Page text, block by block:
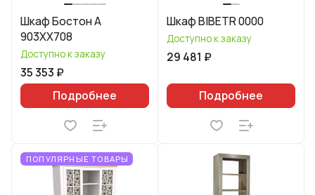
Шкаф Бостон А
903XX708
Доступно к заказу
35 353 ₽
Подробнее
Шкаф BIBETR 0000
Доступно к заказу
29 481 ₽
Подробнее
ПОПУЛЯРНЫЕ ТОВАРЫ